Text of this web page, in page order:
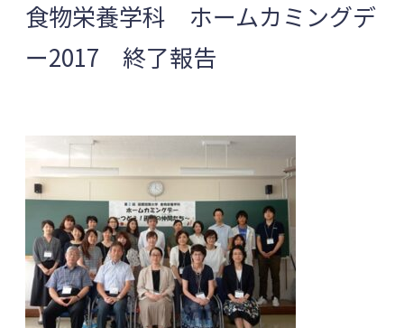
食物栄養学科 ホームカミングデ
ー2017 終了報告